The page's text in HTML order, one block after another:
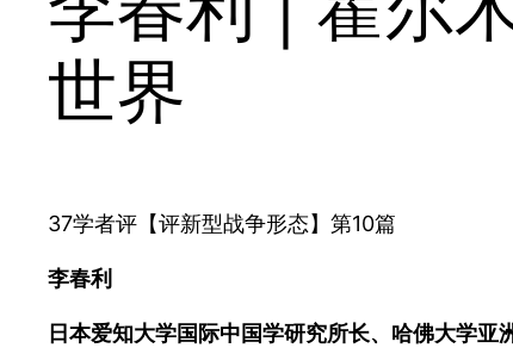
世界
37学者评【评新型战争形态】第10篇
李春利
日本爱知大学国际中国学研究所长、哈佛大学亚